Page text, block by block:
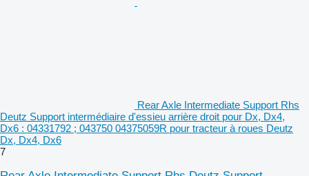
Rear Axle Intermediate Support Rhs
Deutz Support intermédiaire d'essieu arrière droit pour Dx, Dx4,
Dx6 : 04331792 ; 043750 04375059R pour tracteur à roues Deutz
Dx, Dx4, Dx6
7